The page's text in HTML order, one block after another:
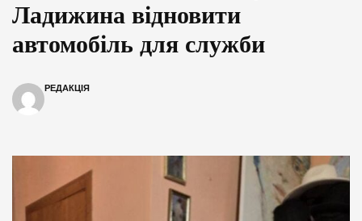
Ладижина відновити
автомобіль для служби
РЕДАКЦІЯ